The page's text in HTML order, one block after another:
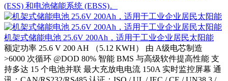
(ESS) 和电池储能系统 (EBSS)。
机架式储能电池 25.6V 200Ah，适用于工业企业居民太阳能
额定功率 25.6 V 200 AH （5.12 KWH） 由 A级电芯制造
>6000 次循环 @DOD 80% 智能 BMS 与高级软件提高性能 支
持多达 15 个电池并联 最大充放电电流 150A 实时监控屏幕 通